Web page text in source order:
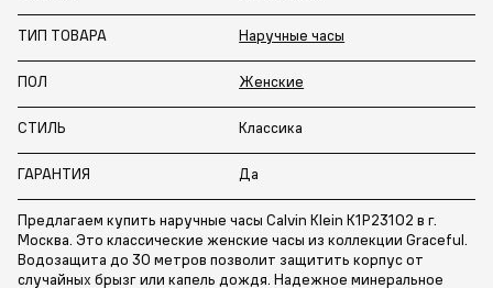
ТИП ТОВАРА Наручные часы
ПОЛ Женские
СТИЛЬ Классика
ГАРАНТИЯ Да
Предлагаем купить наручные часы Calvin Klein K1P23102 в г.
Москва. Это классические женские часы из коллекции Graceful.
Водозащита до 30 метров позволит защитить корпус от
случайных брызг или капель дождя. Надежное минеральное